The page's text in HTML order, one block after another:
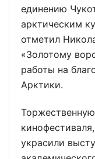
единению
арктическим
отметил
«Золотому
работы на
Арктики.
украсили